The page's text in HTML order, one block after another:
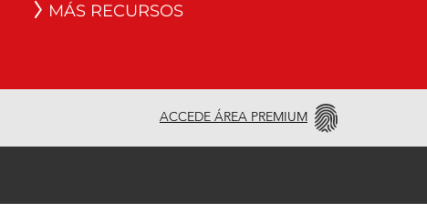
MÁS RECURSOS
ACCEDE ÁREA PREMIUM